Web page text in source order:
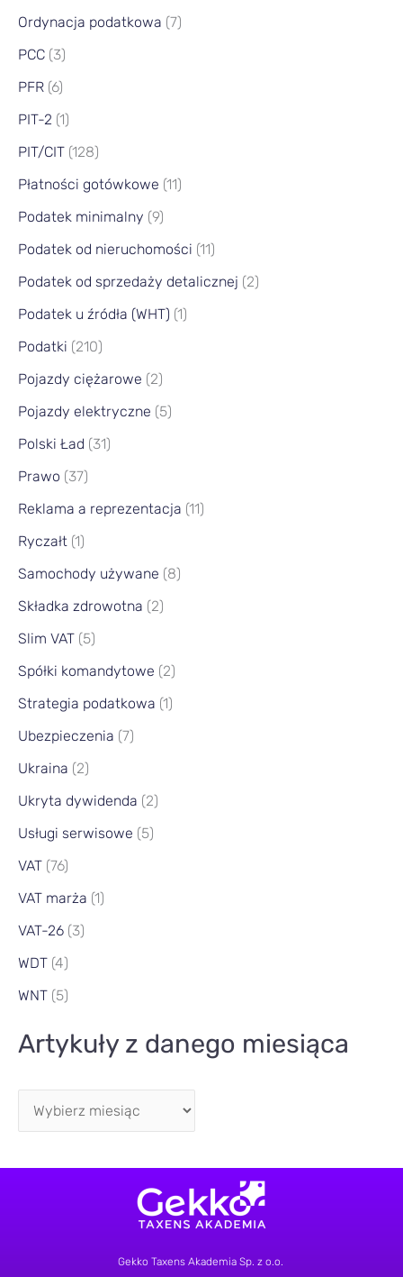
Ordynacja podatkowa (7)
PCC (3)
PFR (6)
PIT-2 (1)
PIT/CIT (128)
Płatności gotówkowe (11)
Podatek minimalny (9)
Podatek od nieruchomości (11)
Podatek od sprzedaży detalicznej (2)
Podatek u źródła (WHT) (1)
Podatki (210)
Pojazdy ciężarowe (2)
Pojazdy elektryczne (5)
Polski Ład (31)
Prawo (37)
Reklama a reprezentacja (11)
Ryczałt (1)
Samochody używane (8)
Składka zdrowotna (2)
Slim VAT (5)
Spółki komandytowe (2)
Strategia podatkowa (1)
Ubezpieczenia (7)
Ukraina (2)
Ukryta dywidenda (2)
Usługi serwisowe (5)
VAT (76)
VAT marża (1)
VAT-26 (3)
WDT (4)
WNT (5)
Artykuły z danego miesiąca
Gekko Taxens Akademia Sp. z o.o.